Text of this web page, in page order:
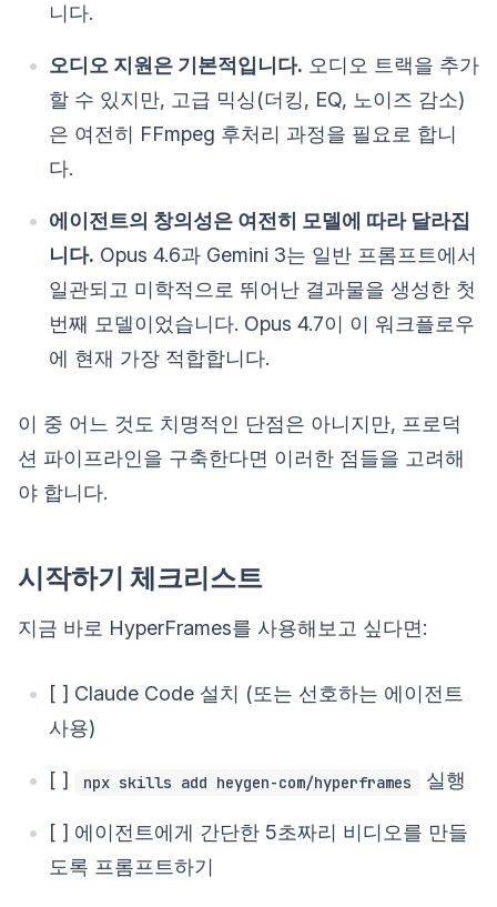
니다.
오디오 지원은 기본적입니다. 오디오 트랙을 추가
할 수 있지만, 고급 믹싱(더킹, EQ, 노이즈 감소)
은 여전히 FFmpeg 후처리 과정을 필요로 합니
다.
에이전트의 창의성은 여전히 모델에 따라 달라집
니다. Opus 4.6과 Gemini 3는 일반 프롬프트에서
일관되고 미학적으로 뛰어난 결과물을 생성한 첫
번째 모델이었습니다. Opus 4.7이 이 워크플로우
에 현재 가장 적합합니다.
이 중 어느 것도 치명적인 단점은 아니지만, 프로덕
션 파이프라인을 구축한다면 이러한 점들을 고려해
야 합니다.
시작하기 체크리스트
지금 바로 HyperFrames를 사용해보고 싶다면:
[ ] Claude Code 설치 (또는 선호하는 에이전트
사용)
[ ] npx skills add heygen-com/hyperframes 실행
[ ] 에이전트에게 간단한 5초짜리 비디오를 만들
도록 프롬프트하기